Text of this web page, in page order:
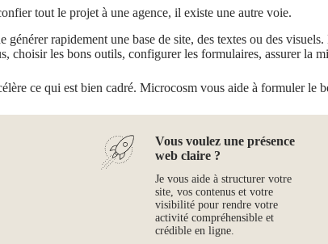
tout le projet à une agence, il existe une autre voie.
générer rapidement une base de site, des textes ou des
choisir les bons outils, configurer les formulaires, assurer la
ce qui est bien cadré. Microcosm vous aide à formuler le
Vous voulez une présence
web claire ?
Je vous aide à structurer votre
site, vos contenus et votre
visibilité pour rendre votre
activité compréhensible et
crédible en ligne.